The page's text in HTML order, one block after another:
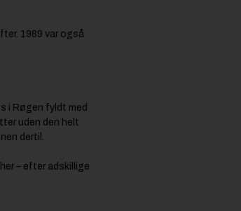
1989 var også
i Røgen fyldt med
uden den helt
dertil.
– efter adskillige